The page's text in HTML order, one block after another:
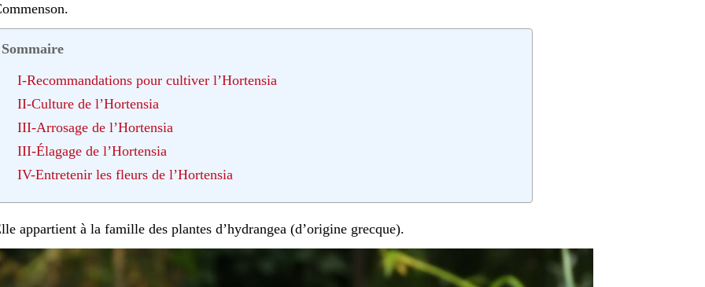
Sommaire
I-Recommandations pour cultiver l’Hortensia
II-Culture de l’Hortensia
III-Arrosage de l’Hortensia
III-Élagage de l’Hortensia
IV-Entretenir les fleurs de l’Hortensia
appartient à la famille des plantes d’hydrangea (d’origine grecque).